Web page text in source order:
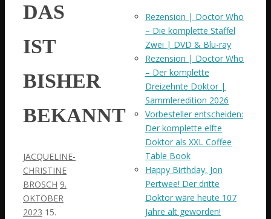
DAS
IST
BISHER
BEKANNT
JACQUELINE-
CHRISTINE
BROSCH 9.
OKTOBER
2023 15.
Rezension | Doctor Who
– Die komplette Staffel
Zwei | DVD & Blu-ray
Rezension | Doctor Who
– Der komplette
Dreizehnte Doktor |
Sammleredition 2026
Vorbesteller entscheiden:
Der komplette elfte
Doktor als XXL Coffee
Table Book
Happy Birthday, Jon
Pertwee! Der dritte
Doktor wäre heute 107
Jahre alt geworden!